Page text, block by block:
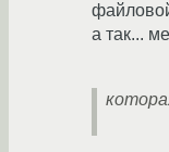
а так...